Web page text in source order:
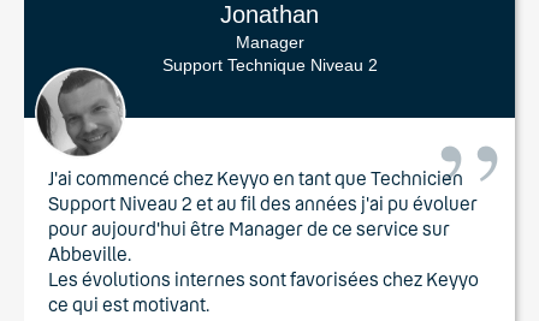
Jonathan
Manager
Support Technique Niveau 2
J'ai commencé chez Keyyo en tant que Technicien
Support Niveau 2 et au fil des années j'ai pu évoluer
pour aujourd'hui être Manager de ce service sur
Abbeville.
Les évolutions internes sont favorisées chez Keyyo
ce qui est motivant.